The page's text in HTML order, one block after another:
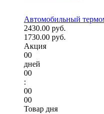
Автомобильный
2430.00 руб.
1730.00 руб.
Акция
00
дней
00
:
00
00
Товар дня